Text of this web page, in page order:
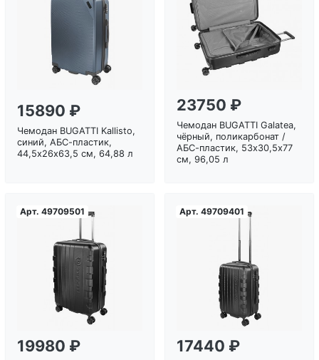
Загрузка...
15890 ₽
Чемодан BUGATTI Kallisto,
синий, АБС-пластик,
44,5х26х63,5 см, 64,88 л
Загрузка...
23750 ₽
Чемодан BUGATTI Galatea,
чёрный, поликарбонат /
АБС-пластик, 53х30,5х77
см, 96,05 л
Арт. 49709501
Загрузка...
19980 ₽
Арт. 49709401
Загрузка...
17440 ₽